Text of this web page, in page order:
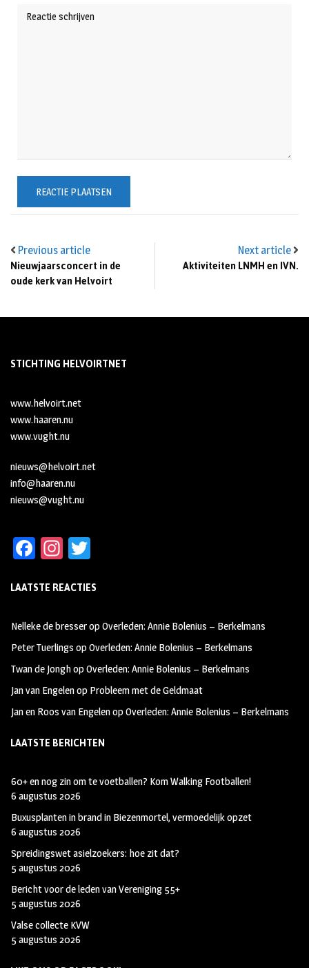
Previous article
Nieuwjaarsconcert in de
oude kerk van Helvoirt
Next article
Aktiviteiten LNMH en IVN.
STICHTING HELVOIRTNET
www.helvoirt.net
www.haaren.nu
www.vught.nu
nieuws@helvoirt.net
info@haaren.nu
nieuws@vught.nu
Fa
b
oo
k
In
ag
m
tt
LAATSTE REACTIES
Nelleke de bresseropOverleden: Annie Bolenius – Berkelmans
Peter Tuerlings opOverleden: Annie Bolenius – Berkelmans
Twan de JonghopOverleden: Annie Bolenius – Berkelmans
Jan van Engelenop Probleem met de Geldmaat
Jan en Roos van EngelenopOverleden: Annie Bolenius – Berkelmans
LAATSTE BERICHTEN
60+ en nog zin om te voetballen? Kom Walking Footballen!
6 augustus 2026
Buxusplanten in brand in Biezenmortel, vermoedelijk opzet
6 augustus 2026
Spreidingswet asielzoekers: hoe zit dat?
5 augustus 2026
Bericht voor de leden van Vereniging 55+
5 augustus 2026
Valse collecte KVW
5 augustus 2026